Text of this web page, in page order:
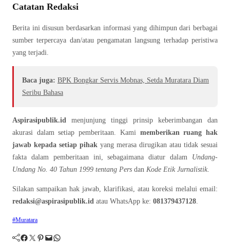
Catatan Redaksi
Berita ini disusun berdasarkan informasi yang dihimpun dari berbagai
sumber terpercaya dan/atau pengamatan langsung terhadap peristiwa
yang terjadi.
Baca juga: BPK Bongkar Servis Mobnas, Setda Muratara Diam
Seribu Bahasa
Aspirasipublik.id menjunjung tinggi prinsip keberimbangan dan
akurasi dalam setiap pemberitaan. Kami memberikan ruang hak
jawab kepada setiap pihak yang merasa dirugikan atau tidak sesuai
fakta dalam pemberitaan ini, sebagaimana diatur dalam Undang-
Undang No. 40 Tahun 1999 tentang Pers dan Kode Etik Jurnalistik.
Silakan sampaikan hak jawab, klarifikasi, atau koreksi melalui email:
redaksi@aspirasipublik.id atau WhatsApp ke: 081379437128.
#Muratara
Facebook Twitter Pinterest Mail WhatsApp